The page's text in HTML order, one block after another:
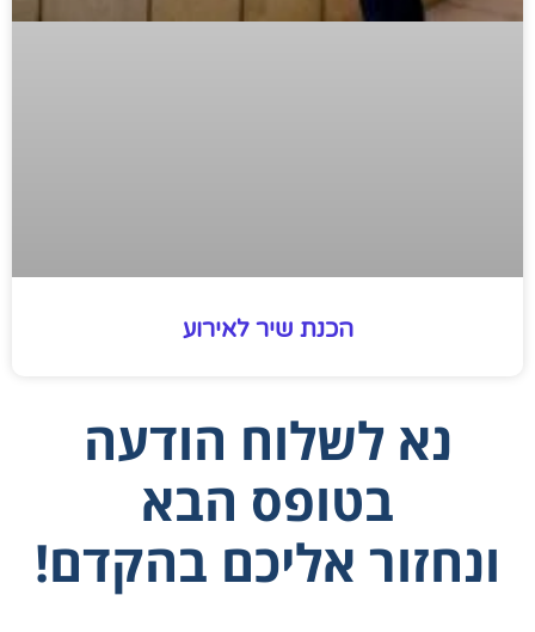
הכנת שיר לאירוע
נא לשלוח הודעה
בטופס הבא
ונחזור אליכם בהקדם!